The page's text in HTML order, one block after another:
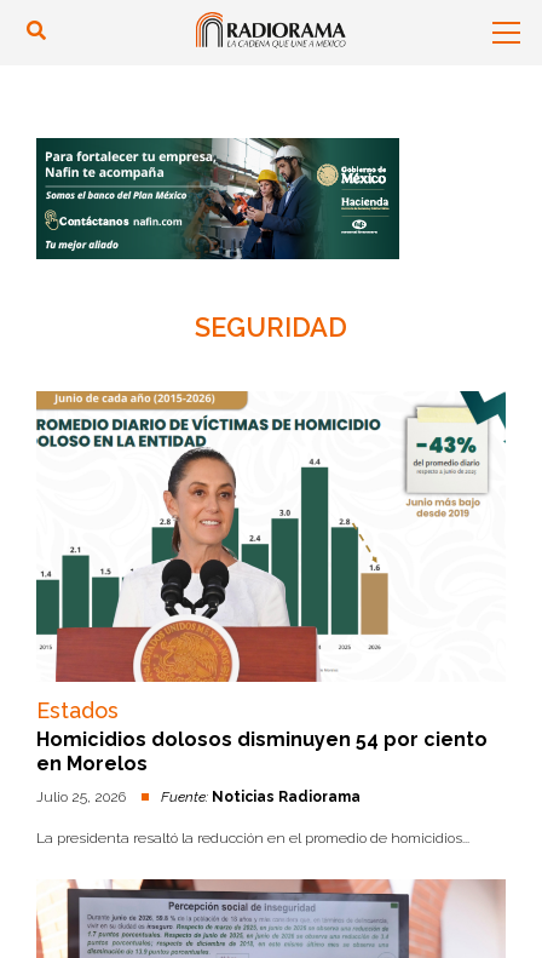
SEGURIDAD
Estados
Homicidios dolosos disminuyen 54 por ciento
en Morelos
Julio 25, 2026 Fuente: Noticias Radiorama
La presidenta resaltó la reducción en el promedio de homicidios...